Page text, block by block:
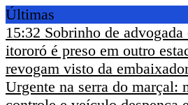
Últimas
15:32 Sobrinho de advogada
itororó é preso em outro
revogam visto da
Urgente na serra do marçal: